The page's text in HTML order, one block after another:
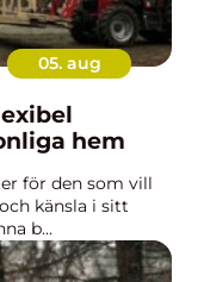
05. aug
hem
för den som vill
känsla i sitt
b...